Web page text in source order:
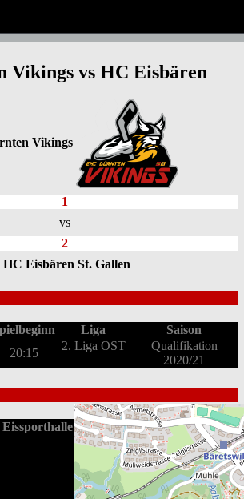
Vikings vs HC Eisbären
Vikings
1
vs
2
HC Eisbären St. Gallen
Liga
Saison
20:15
2. Liga OST
Qualifikation
2020/21
Eissporthalle Bäretswil